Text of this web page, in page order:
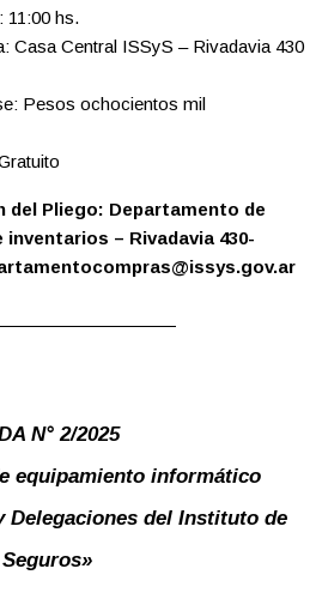
11:00 hs.
Casa Central ISSyS – Rivadavia 430
Pesos ochocientos mil
del Pliego: Departamento de
– Rivadavia 430-
N° 2/2025
equipamiento informático
Delegaciones del Instituto de